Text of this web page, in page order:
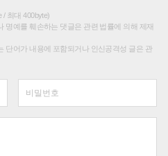
/ 최대 400byte)
명예를 훼손하는 댓글은 관련 법률에 의해 제재
단어가 내용에 포함되거나 인신공격성 글은 관